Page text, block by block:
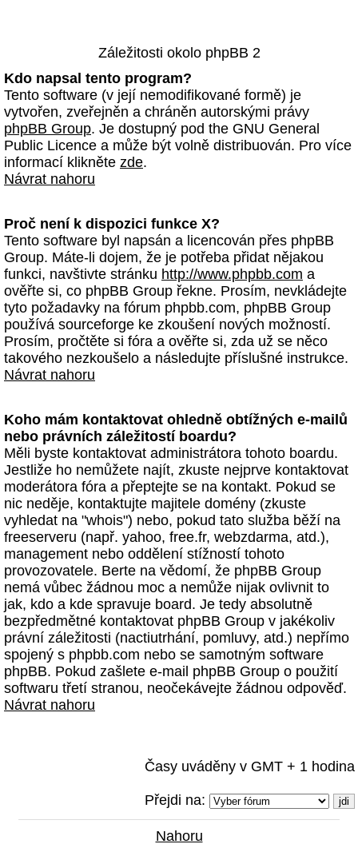
Záležitosti okolo phpBB 2
Kdo napsal tento program?
Tento software (v její nemodifikované formě) je
vytvořen, zveřejněn a chráněn autorskými právy
phpBB Group. Je dostupný pod the GNU General
Public Licence a může být volně distribuován. Pro více
informací klikněte zde.
Návrat nahoru
Proč není k dispozici funkce X?
Tento software byl napsán a licencován přes phpBB
Group. Máte-li dojem, že je potřeba přidat nějakou
funkci, navštivte stránku http://www.phpbb.com a
ověřte si, co phpBB Group řekne. Prosím, nevkládejte
tyto požadavky na fórum phpbb.com, phpBB Group
používá sourceforge ke zkoušení nových možností.
Prosím, pročtěte si fóra a ověřte si, zda už se něco
takového nezkoušelo a následujte příslušné instrukce.
Návrat nahoru
Koho mám kontaktovat ohledně obtížných e-mailů
nebo právních záležitostí boardu?
Měli byste kontaktovat administrátora tohoto boardu.
Jestliže ho nemůžete najít, zkuste nejprve kontaktovat
moderátora fóra a přeptejte se na kontakt. Pokud se
nic neděje, kontaktujte majitele domény (zkuste
vyhledat na "whois") nebo, pokud tato služba běží na
freeserveru (např. yahoo, free.fr, webzdarma, atd.),
management nebo oddělení stížností tohoto
provozovatele. Berte na vědomí, že phpBB Group
nemá vůbec žádnou moc a nemůže nijak ovlivnit to
jak, kdo a kde spravuje board. Je tedy absolutně
bezpředmětné kontaktovat phpBB Group v jakékoliv
právní záležitosti (nactiutrhání, pomluvy, atd.) nepřímo
spojený s phpbb.com nebo se samotným software
phpBB. Pokud zašlete e-mail phpBB Group o použití
softwaru třetí stranou, neočekávejte žádnou odpověď.
Návrat nahoru
Časy uváděny v GMT + 1 hodina
Přejdi na:
Nahoru